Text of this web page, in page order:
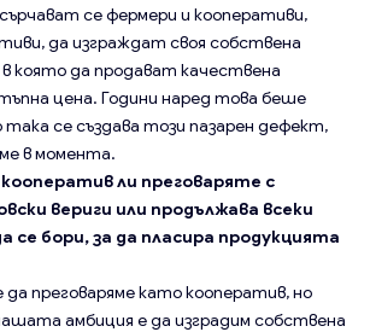
се фермери и кооперативи,
да изграждат своя собствена
която да продават качествена
цена. Години наред това беше
се създава този пазарен дефект,
в момента.
ли преговаряте с
вериги или продължава всеки
се бори, за да пласира продукцията
да преговаряме като кооператив, но
амбиция е да изградим собствена